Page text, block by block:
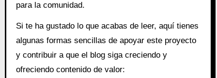
para la comunidad.
Si te ha gustado lo que acabas de leer, aquí tienes
algunas formas sencillas de apoyar este proyecto
y contribuir a que el blog siga creciendo y
ofreciendo contenido de valor: